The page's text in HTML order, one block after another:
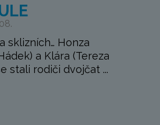
sklizních… Honza
a Klára (Tereza
stali rodiči dvojčat ...